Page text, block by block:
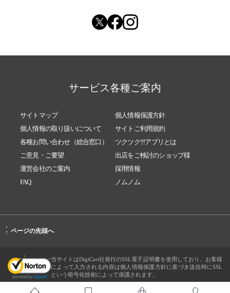
サービス各種ご案内
サイトマップ
個人情報保護方針
個人情報の取り扱いについて
サイトご利用規約
各種お問い合わせ（総合窓口）
ツクツク!!!アプリとは
ご意見・ご要望
出店をご検討のショップ様
運営会社のご案内
採用情報
FAQ
ノムノム
-
↑ ページの先頭へ
当サイトはDigiCert社発行のSSL電子証明書を使用しており、お客様
によって入力される内容は個人情報保護方針に基づき送信時にSSL
という暗号化技術によって保護されます。